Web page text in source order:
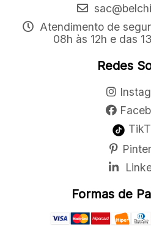
Atendimento de
08h às 12h e das
Redes
Formas de